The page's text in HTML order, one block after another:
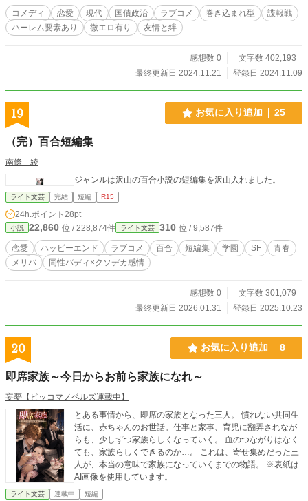
逃げ出すしまつだ。 この王子の勧めで王子の国の貴族になると同時に複数の
女性を貰う羽目になる。 それからが直人のハーレム生活が始まる。 彼には
その後も国際社会の陰謀に巻き込まれたりしながらハーレムを堪能していくお話
のを毎日最終話まで投稿してまいりますので、たのしんでいただけたらさいわい
コメディ 恋愛 現代 国債政治 ラブコメ 巻き込まれ型
諜報戦
ハーレム要素あり
微エロ有り 友情と絆
感想数 0
文字数 402,193
最終更新日 2024.11.21
登録日 2024.11.09
19 お気に入り追加 25
（完）百合短編集
南條 綾
ジャンルは沢山の百合小説の短編集を沢山入れました。
ライト文芸 完結 短編 R15
24h.ポイント 28pt
小説 22,860 位 / 228,874件 ライト文芸 310 位 / 9,587件
恋愛 ハッピーエンド ラブコメ 百合 短編集 学園 SF
青春
メリバ
同性バディ×クソデカ感情
感想数 0
文字数 301,079
最終更新日 2026.01.31
登録日 2025.10.23
20 お気に入り追加 8
即席家族～今日からお前ら家族になれ～
妄夢【ピッコマノベルズ連載中】
とある事情から、即席の家族となった三人。 慣れない共同生
活に、赤ちゃんのお世話。仕事と家事、育児に翻弄されなが
らも、少しずつ家族らしくなっていく。 血のつながりはなく
ても、家族らしくできるのか…。 これは、寄せ集めだった三
人が、本当の意味で家族になっていくまでの物語。 ※表紙は
AI画像を使用しています。
ライト文芸 連載中 短編